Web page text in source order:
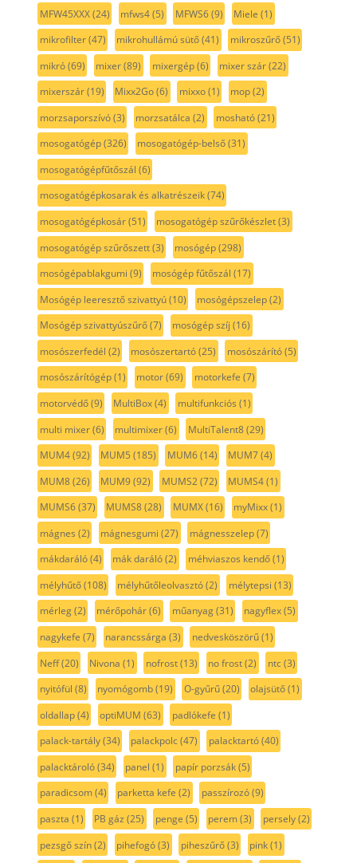
MFW45XXX(24) mfws4(5) MFWS6(9) Miele (1)
mikrofilter(47) mikrohullámú sütő(41) mikroszűrő(51)
mikró(69) mixer(89) mixergép(6) mixer szár(22)
mixerszár(19) Mixx2Go(6) mixxo(1) mop(2)
morzsaporszívó(3) morzsatálca (2) mosható(21)
mosogatógép(326) mosogatógép-belső(31)
mosogatógépfűtőszál (6)
mosogatógépkosarak és alkatrészeik(74)
mosogatógépkosár(51) mosogatógép szűrőkészlet(3)
mosogatógép szűrőszett(3) mosógép(298)
mosógépablakgumi (9) mosógép fűtőszál (17)
Mosógép leeresztő szivattyú(10) mosógépszelep(2)
Mosógép szivattyúszűrő(7) mosógép szíj (16)
mosószerfedél (2) mosószertartó(25) mosószárító(5)
mosószárítógép(1) motor(69) motorkefe (7)
motorvédő(9) MultiBox(4) multifunkciós (1)
multi mixer(6) multimixer(6) MultiTalent8(29)
MUM4(92) MUM5 (185) MUM6(14) MUM7(4)
MUM8(26) MUM9(92) MUMS2(72) MUMS4(1)
MUMS6(37) MUMS8(28) MUMX(16) myMixx(1)
mágnes (2) mágnesgumi (27) mágnesszelep(7)
mákdaráló(4) mák daráló(2) méhviaszos kendő(1)
mélyhűtő(108) mélyhűtőleolvasztó(2) mélytepsi (13)
mérleg(2) mérőpohár(6) műanyag(31) nagyflex(5)
nagykefe (7) narancssárga (3) nedvesköszörű(1)
Neff(20) Nivona (1) nofrost(13) no frost(2) ntc(3)
nyitófül (8) nyomógomb(19) O-gyűrű(20) olajsütő(1)
oldallap(4) optiMUM (63) padlókefe (1)
palack-tartály(34) palackpolc(47) palacktartó(40)
palacktároló(34) panel (1) papír porzsák(5)
paradicsom(4) parketta kefe (2) passzírozó(9)
paszta (1) PB gáz (25) penge (5) perem(3) persely(2)
pezsgő szín(2) pihefogó(3) piheszűrő(3) pink(1)